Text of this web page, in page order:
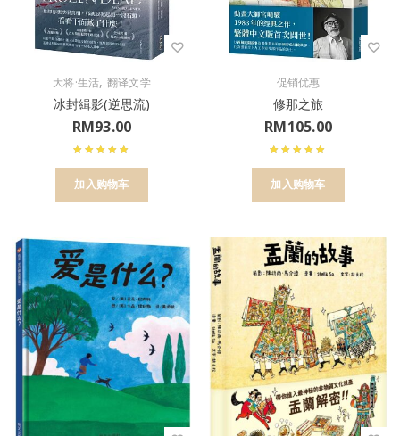
大将·生活, 翻译文学
冰封緝影(逆思流)
RM93.00
加入购物车
促销优惠
修那之旅
RM105.00
加入购物车